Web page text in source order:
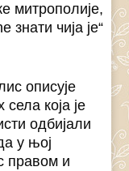
митрополије,
знати чија је“
описује
која је
одбијали
у њој
правом и